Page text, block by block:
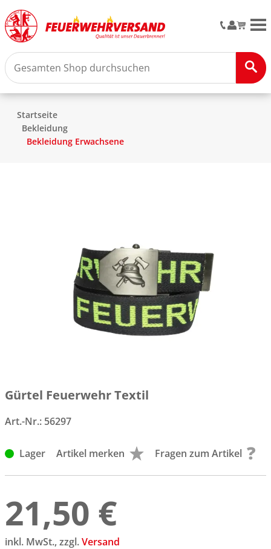
Startseite
Bekleidung
Bekleidung Erwachsene
Gürtel Feuerwehr Textil
Art.-Nr.: 56297
Lager Artikel merken Fragen zum Artikel
21,50 €
inkl. MwSt., zzgl.Versand